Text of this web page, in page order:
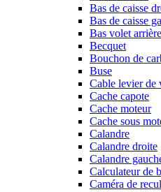
Bas de caisse
Bas de caisse
Bas volet arrière
Becquet
Bouchon de
Buse
Cable levier de
Cache capote
Cache moteur
Cache sous
Calandre
Calandre droite
Calandre
Calculateur de
Caméra de recul